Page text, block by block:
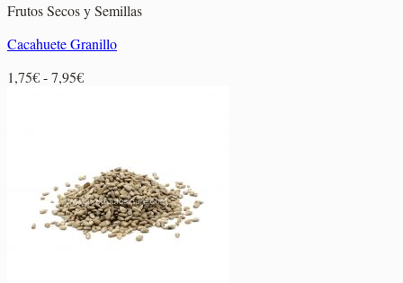
Frutos Secos y Semillas
Cacahuete Granillo
1,75€-7,95€Rango
hasta
7,95€